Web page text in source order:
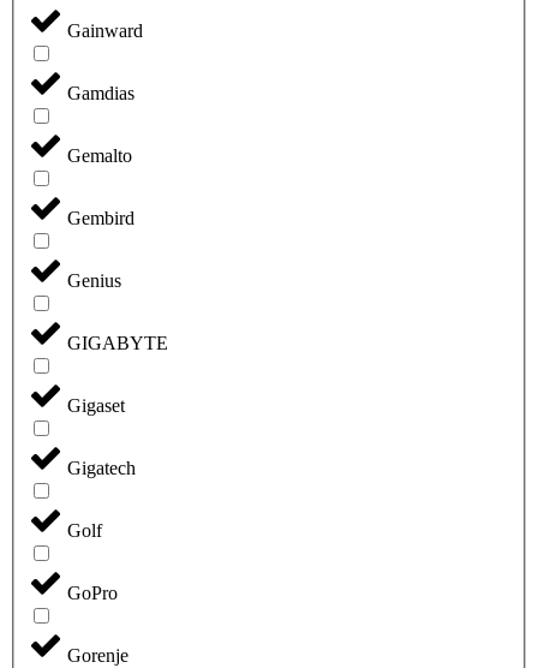
Gainward
Gamdias
Gemalto
Gembird
Genius
GIGABYTE
Gigaset
Gigatech
Golf
GoPro
Gorenje